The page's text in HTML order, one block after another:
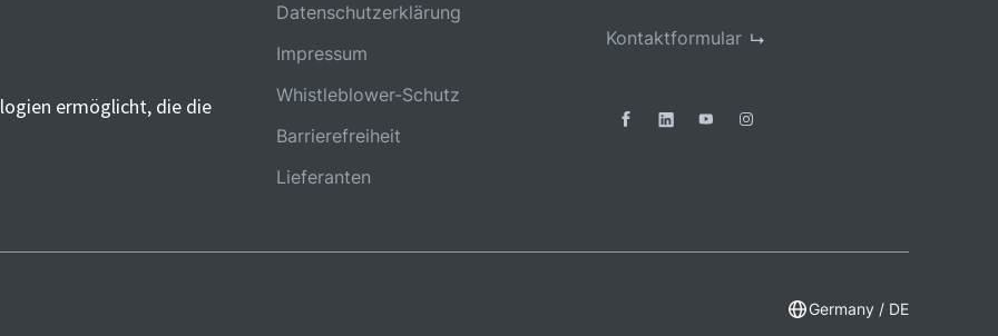
ermöglicht, die die
Datenschutzerklärung
Impressum
Whistleblower-Schutz
Barrierefreiheit
Lieferanten
Kontaktformular
Germany / DE